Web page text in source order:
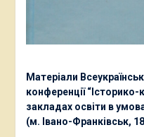
Матеріали
конференції “Історико-
закладах освіти в
(м. Івано-Франківськ,